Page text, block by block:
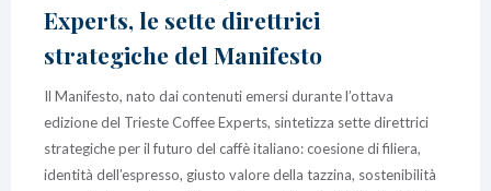
Experts, le sette direttrici
strategiche del Manifesto
Il Manifesto, nato dai contenuti emersi durante l’ottava
edizione del Trieste Coffee Experts, sintetizza sette direttrici
strategiche per il futuro del caffè italiano: coesione di filiera,
identità dell’espresso, giusto valore della tazzina, sostenibilità